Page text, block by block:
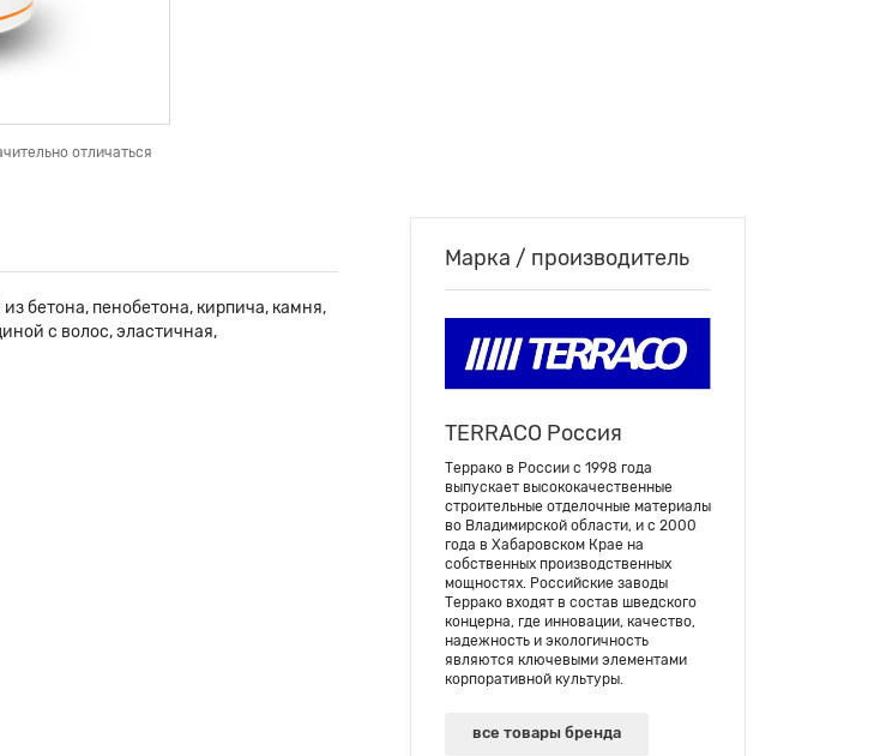
отличаться
бетона, пенобетона, кирпича, камня,
с волос, эластичная,
Марка / производитель
TERRACO Россия
Террако в России с 1998 года
выпускает высококачественные
строительные отделочные материалы
во Владимирской области, и с 2000
года в Хабаровском Крае на
собственных производственных
мощностях. Российские заводы
Террако входят в состав шведского
концерна, где инновации, качество,
надежность и экологичность
являются ключевыми элементами
корпоративной культуры.
все товары бренда